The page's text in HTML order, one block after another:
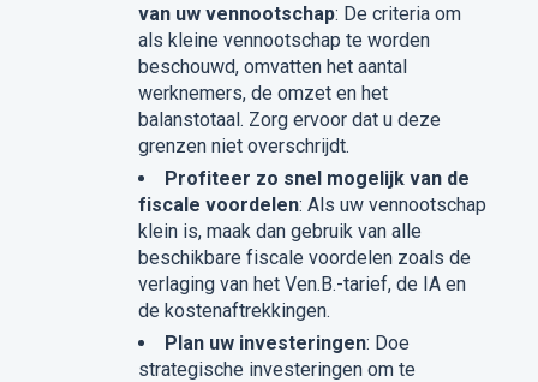
van uw vennootschap: De criteria om
als kleine vennootschap te worden
beschouwd, omvatten het aantal
werknemers, de omzet en het
balanstotaal. Zorg ervoor dat u deze
grenzen niet overschrijdt.
Profiteer zo snel mogelijk van de
fiscale voordelen: Als uw vennootschap
klein is, maak dan gebruik van alle
beschikbare fiscale voordelen zoals de
verlaging van het Ven.B.-tarief, de IA en
de kostenaftrekkingen.
Plan uw investeringen: Doe
strategische investeringen om te